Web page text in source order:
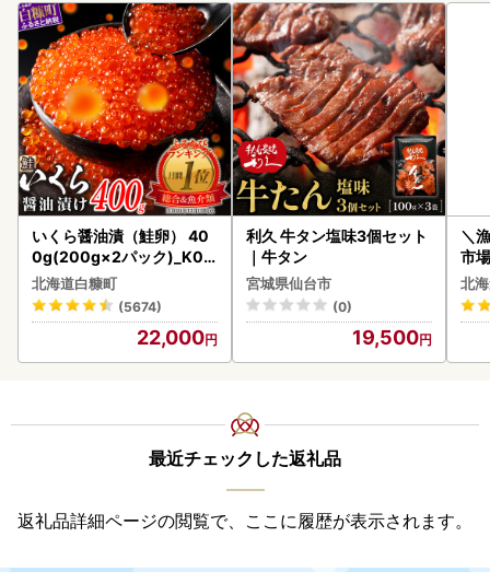
いくら醤油漬（鮭卵） 40
0g(200g×2パック)_K02
2-1676
北海道白糠町
(5674)
22,000
利久 牛タン塩味3個セット
｜牛タン
宮城県仙台市
(0)
19,500
＼
市
貝
北
最近チェックした返礼品
返礼品詳細ページの閲覧で、ここに履歴が表示されます。